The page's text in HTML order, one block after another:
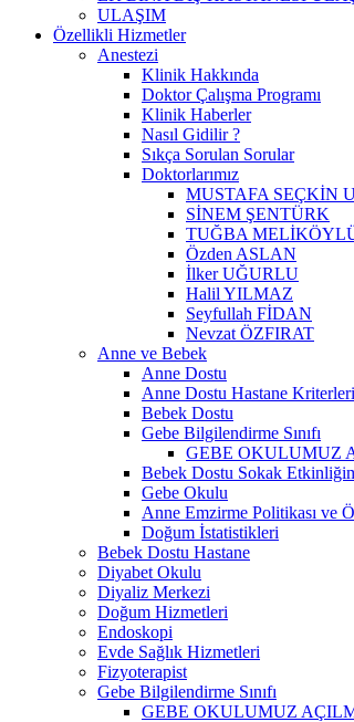
ULAŞIM
Özellikli Hizmetler
Anestezi
Klinik Hakkında
Doktor Çalışma Programı
Klinik Haberler
Nasıl Gidilir ?
Sıkça Sorulan Sorular
Doktorlarımız
MUSTAFA SEÇKİN
SİNEM ŞENTÜRK
TUĞBA
Özden ASLAN
İlker UĞURLU
Halil YILMAZ
Seyfullah FİDAN
Nevzat ÖZFIRAT
Anne ve Bebek
Anne Dostu
Anne Dostu Hastane Kriterleri
Bebek Dostu
Gebe Bilgilendirme Sınıfı
GEBE OKULUMUZ
Bebek Dostu Sokak
Gebe Okulu
Anne Emzirme Politikası ve
Doğum İstatistikleri
Bebek Dostu Hastane
Diyabet Okulu
Diyaliz Merkezi
Doğum Hizmetleri
Endoskopi
Evde Sağlık Hizmetleri
Fizyoterapist
Gebe Bilgilendirme Sınıfı
GEBE OKULUMUZ